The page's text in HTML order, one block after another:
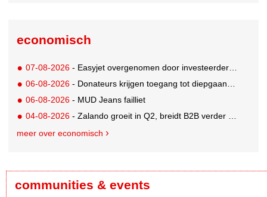
economisch
07-08-2026 - Easyjet overgenomen door investeerder Apollo
06-08-2026 - Donateurs krijgen toegang tot diepgaandere informatie over goede doelen
06-08-2026 - MUD Jeans failliet
04-08-2026 - Zalando groeit in Q2, breidt B2B verder uit en innoveert met AI
meer over economisch
communities & events